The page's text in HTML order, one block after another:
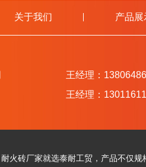
关于我们 产品展
王经理：
王经理：
耐火砖厂家就选泰耐工贸，产品不仅规